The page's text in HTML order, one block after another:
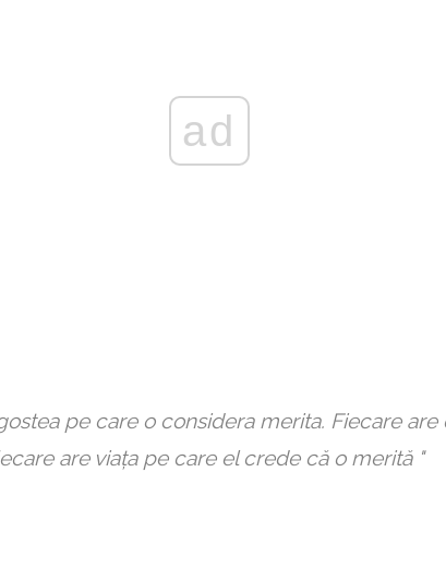
ad
pe care o considera merita. Fiecare
are viața pe care el crede că o merită "